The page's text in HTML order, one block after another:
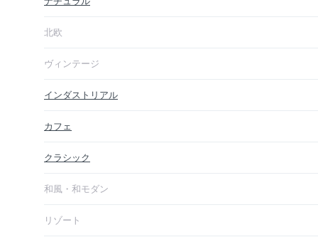
北欧
ヴィンテージ
インダストリアル
カフェ
クラシック
和風・和モダン
リゾート